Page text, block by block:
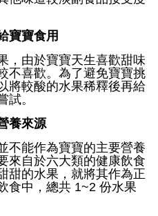
寶寶食用
，由於寶寶天生喜歡甜味
不喜歡。為了避免寶寶挑
將較酸的水果稀釋後再給
試。
養來源
不能作為寶寶的主要營養
來自於六大類的健康飲食
甜的水果，就將其作為正
食中，總共 1~2 份水果